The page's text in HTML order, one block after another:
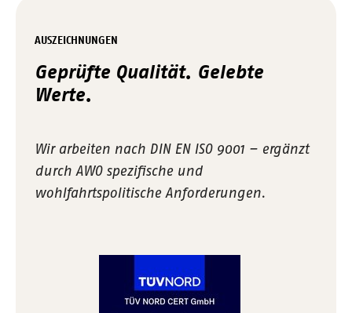
AUSZEICHNUNGEN
Geprüfte Qualität. Gelebte
Werte.
Wir arbeiten nach DIN EN ISO 9001 – ergänzt
durch AWO spezifische und
wohlfahrtspolitische Anforderungen.